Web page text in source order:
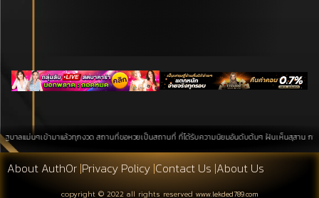
ม่นๆเข้ามาแล้วทุกงวด สถานที่ขอหวยเป็นสถานที่ ที่ได้รับความนิยมอันดับต้นๆ ฝันเห็นสุสาน กา
About Auth0r |Privacy Policy|Contact Us |About Us
copyright © 2022 all rights reserved www.lekded789.com